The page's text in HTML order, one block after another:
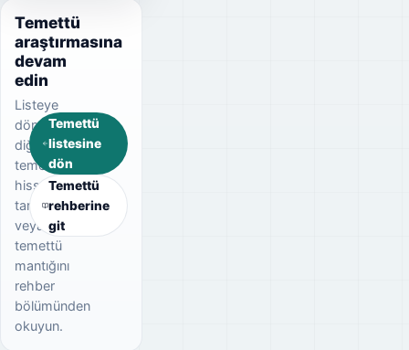
Temettü
araştırmasına
devam
edin
Listeye
dönerek
diğer
temettü
hisselerini
tarayın
veya
temettü
mantığını
rehber
bölümünden
okuyun.
Temettü
listesine
dön
Temettü
rehberine
git